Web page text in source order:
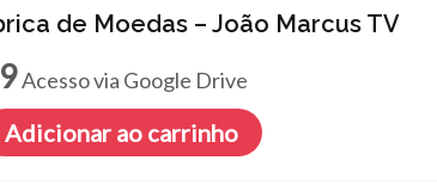
de Moedas – João Marcus TV
Acesso via Google Drive
Adicionar ao carrinho